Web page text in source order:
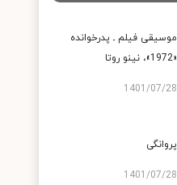
موسیقی فیلم ـ پدرخوانده
«1972»، نینو روتا
1401/07/28
پروانگی
1401/07/28